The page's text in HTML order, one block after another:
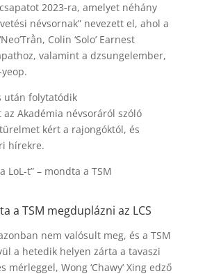
2023-ra, amelyet néhány
névsornak” nevezett el, ahol a
Colin ‘Solo’ Earnest
valamint a dzsungelember,
yeop.
után folytatódik
Akadémia névsoráról szóló
kért a rajongóktól, és
hírekre.
LoL-t” – mondta a TSM
a TSM megduplázni az LCS
nem valósult meg, és a TSM
a hetedik helyen zárta a tavaszi
mérleggel, Wong ‘Chawy’ Xing edző